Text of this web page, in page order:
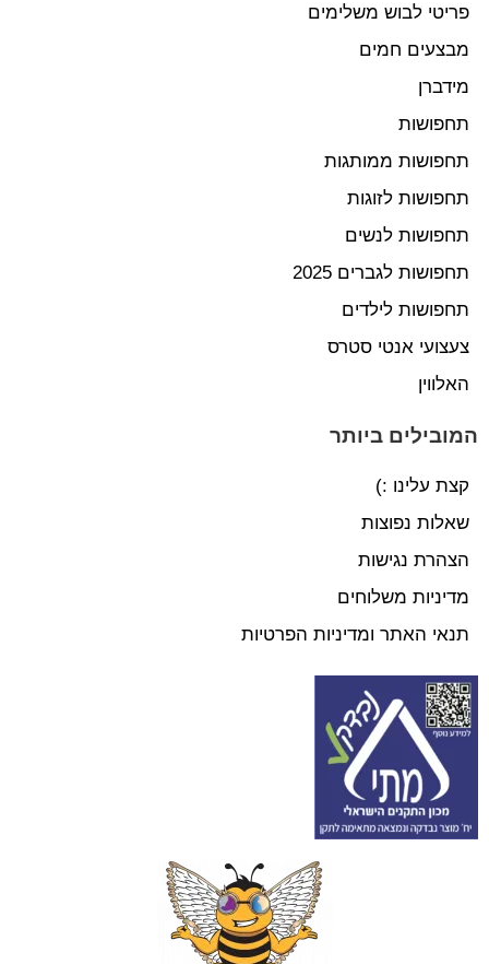
פריטי לבוש משלימים
מבצעים חמים
מידברן
תחפושות
תחפושות ממותגות
תחפושות לזוגות
תחפושות לנשים
תחפושות לגברים 2025
תחפושות לילדים
צעצועי אנטי סטרס
האלווין
המובילים ביותר
קצת עלינו :)
שאלות נפוצות
הצהרת נגישות
מדיניות משלוחים
תנאי האתר ומדיניות הפרטיות